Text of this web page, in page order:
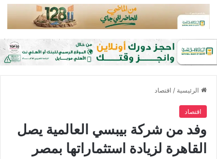
الرئيسية / اقتصاد
اقتصاد
وفد من شركة بيبسي العالمية يصل
القاهرة لزيادة استثماراتها بمصر